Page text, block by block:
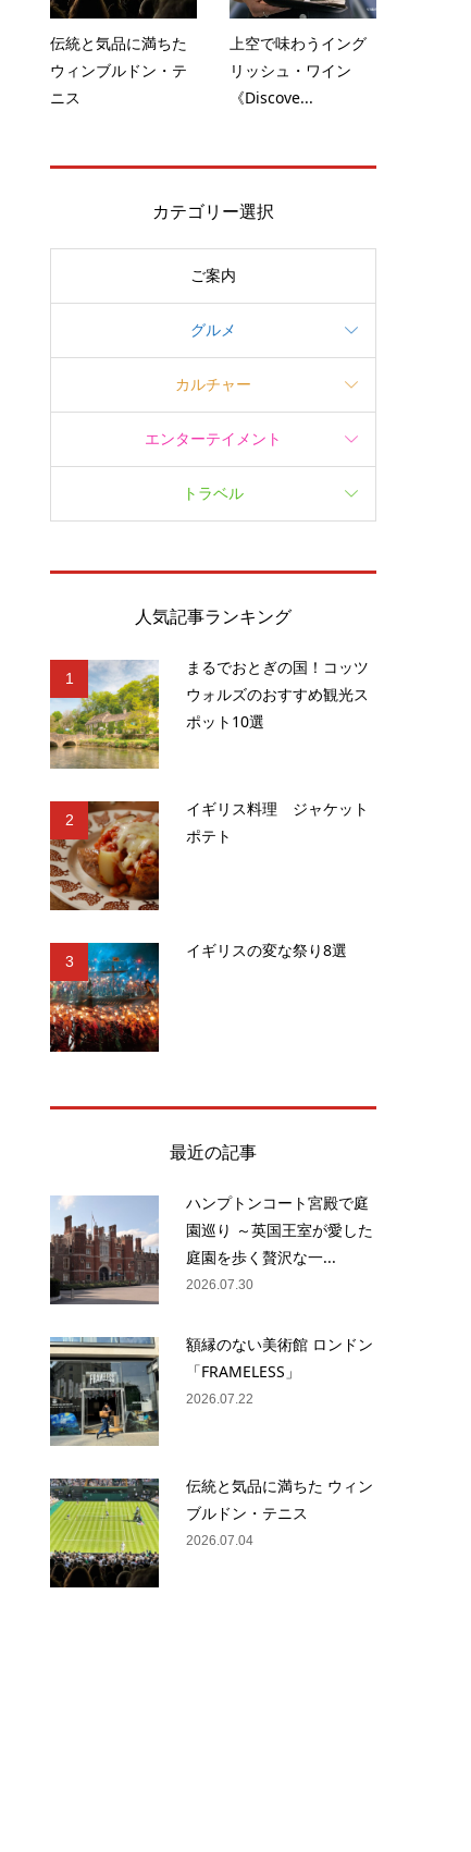
伝統と気品に満ちた
ウィンブルドン・テ
ニス
上空で味わうイング
リッシュ・ワイン
《Discove...
カテゴリー選択
ご案内
グルメ
カルチャー
エンターテイメント
トラベル
人気記事ランキング
1
まるでおとぎの国！コッツ
ウォルズのおすすめ観光ス
ポット10選
2
イギリス料理 ジャケット
ポテト
3
イギリスの変な祭り8選
最近の記事
ハンプトンコート宮殿で庭
園巡り ～英国王室が愛した
庭園を歩く贅沢な一...
2026.07.30
額縁のない美術館 ロンドン
「FRAMELESS」
2026.07.22
伝統と気品に満ちた ウィン
ブルドン・テニス
2026.07.04